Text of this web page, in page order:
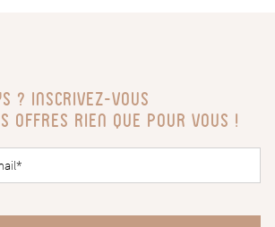
? Inscrivez-vous
offres rien que pour vous !